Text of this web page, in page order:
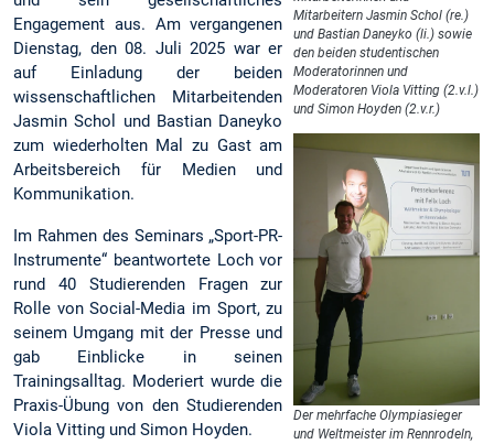
Mitarbeitern Jasmin Schol (re.)
und Bastian Daneyko (li.) sowie
den beiden studentischen
Moderatorinnen und
Moderatoren Viola Vitting (2.v.l.)
und Simon Hoyden (2.v.r.)
Der mehrfache Olympiasieger
und Weltmeister im Rennrodeln,
Engagement aus. Am vergangenen
Dienstag, den 08. Juli 2025 war er
auf Einladung der beiden
wissenschaftlichen Mitarbeitenden
Jasmin Schol und Bastian Daneyko
zum wiederholten Mal zu Gast am
Arbeitsbereich für Medien und
Kommunikation.
Im Rahmen des Seminars „Sport-PR-
Instrumente“ beantwortete Loch vor
rund 40 Studierenden Fragen zur
Rolle von Social-Media im Sport, zu
seinem Umgang mit der Presse und
gab Einblicke in seinen
Trainingsalltag. Moderiert wurde die
Praxis-Übung von den Studierenden
Viola Vitting und Simon Hoyden.